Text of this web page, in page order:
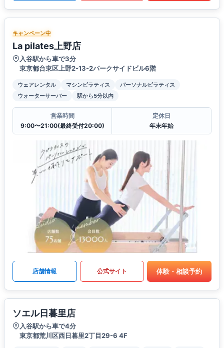
キャンペーン中
La pilates上野店
入谷駅から車で3分
東京都台東区上野2-13-2パークサイドビル6階
ウェアレンタル マシンピラティス
パーソナルピラティス
ウォーターサーバー
駅から5分以内
営業時間
9:00〜21:00(最終受付20:00)
定休日
年末年始
店舗情報 公式サイト 体験・相談予約
ソエル日暮里店
入谷駅から車で4分
東京都荒川区西日暮里2丁目29-6 4F